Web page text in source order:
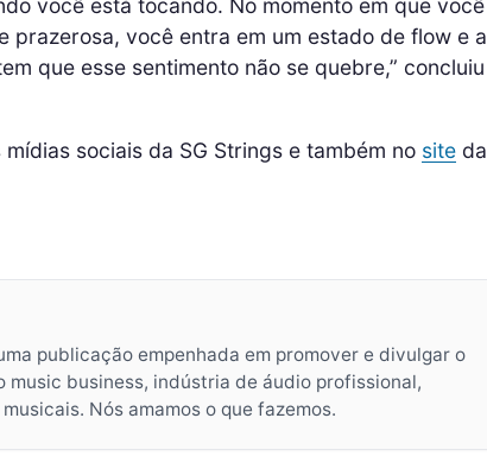
você está tocando. No momento em que você
prazerosa, você entra em um estado de flow e a
que esse sentimento não se quebre,” concluiu
sociais da SG Strings e também no site da
publicação empenhada em promover e divulgar o
music business, indústria de áudio profissional,
Nós amamos o que fazemos.